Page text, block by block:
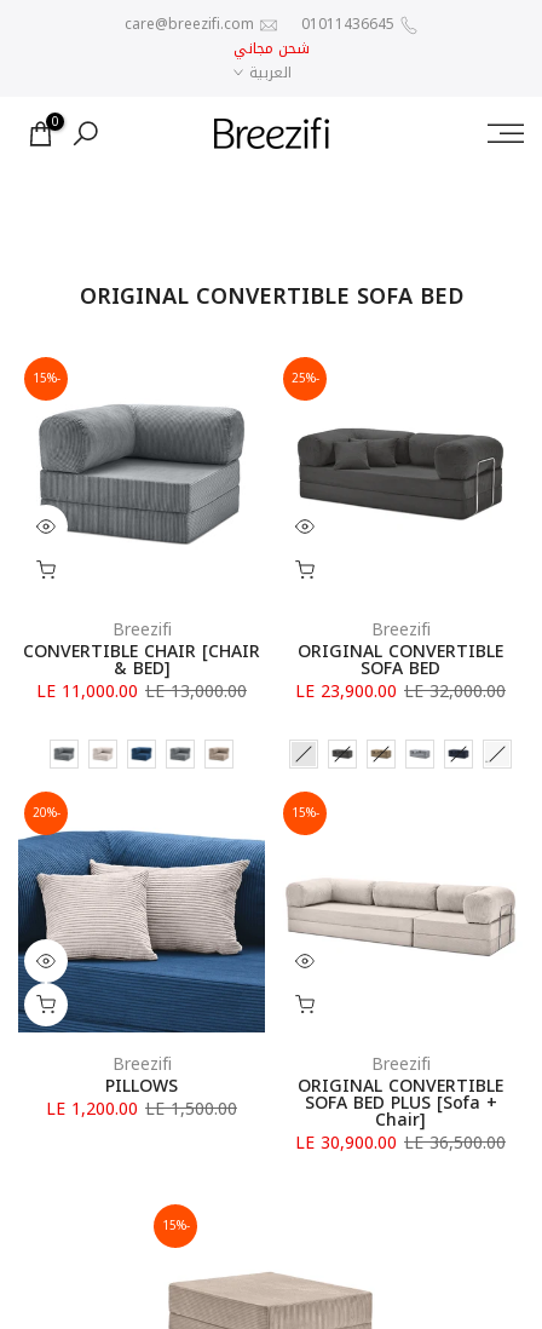
01011436645
care@breezifi.com
شحن مجاني
العربية
0
ORIGINAL CONVERTIBLE SOFA BED
-25%
Breezifi
ORIGINAL CONVERTIBLE
SOFA BED
LE 32,000.00
LE 23,900.00
-15%
Breezifi
CONVERTIBLE CHAIR [CHAIR
& BED]
LE 13,000.00
LE 11,000.00
-15%
Breezifi
ORIGINAL CONVERTIBLE
SOFA BED PLUS [Sofa +
Chair]
LE 36,500.00
LE 30,900.00
-20%
Breezifi
PILLOWS
LE 1,500.00
LE 1,200.00
-15%